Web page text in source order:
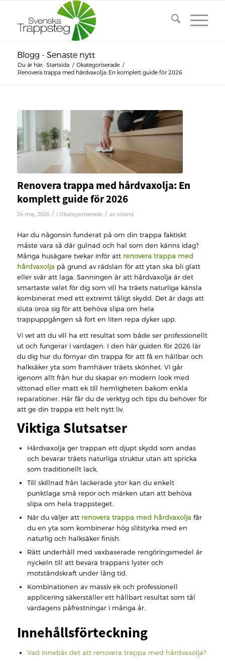
Blogg - Senaste nytt
Du är här: Startsida / Okategoriserade /
Renovera trappa med hårdvaxolja: En komplett guide för 2026
Renovera trappa med hårdvaxolja: En
komplett guide för 2026
24 maj, 2026 / i Okategoriserade / av roland
Har du någonsin funderat på om din trappa faktiskt
måste vara så där gulnad och hal som den känns idag?
Många husägare tvekar inför att renovera trappa med
hårdvaxolja på grund av rädslan för att ytan ska bli glatt
eller svår att laga. Sanningen är att hårdvaxolja är det
smartaste valet för dig som vill ha träets naturliga känsla
kombinerat med ett extremt tåligt skydd. Det är dags att
sluta oroa sig för att behöva slipa om hela
trappuppgången så fort en liten repa dyker upp.
Vi vet att du vill ha ett resultat som både ser professionellt
ut och fungerar i vardagen. I den här guiden för 2026 lär
du dig hur du förnyar din trappa för att få en hållbar och
halksäker yta som framhäver träets skönhet. Vi går
igenom allt från hur du skapar en modern look med
vittonad eller matt ek till hemligheten bakom enkla
reparationer. Här får du de verktyg och tips du behöver för
att ge din trappa ett helt nytt liv.
Viktiga Slutsatser
Hårdvaxolja ger trappan ett djupt skydd som andas
och bevarar träets naturliga struktur utan att spricka
som traditionellt lack.
Till skillnad från lackerade ytor kan du enkelt
punktlaga små repor och märken utan att behöva
slipa om hela trappsteget.
När du väljer att renovera trappa med hårdvaxolja får
du en yta som kombinerar hög slitstyrka med en
naturlig och halksäker finish.
Rätt underhåll med vaxbaserade rengöringsmedel är
nyckeln till att bevara trappans lyster och
motståndskraft under lång tid.
Kombinationen av massiv ek och professionell
applicering säkerställer ett hållbart resultat som tål
vardagens påfrestningar i många år.
Innehållsförteckning
Vad innebär det att renovera trappa med hårdvaxolja?